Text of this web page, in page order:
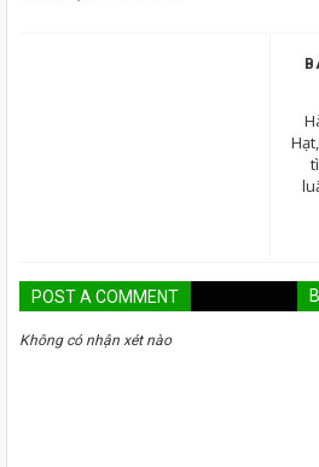
POST A COMMENT
Không có nhận xét nào